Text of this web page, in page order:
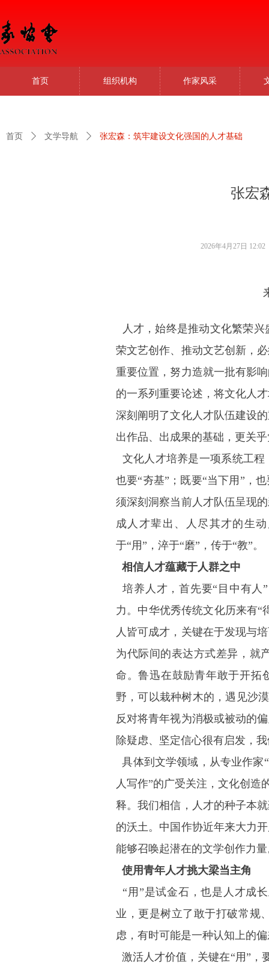
首页 组织机构 作家风采
张宏
首页 ꄲ 文学导航 ꄲ 张宏森：筑牢建设文化强国的人才基础
人才，始终是推动文化繁荣
荣文艺创作、推动文艺创新，
重要位置，努力造就一批有影
的一系列重要论述，将文化人
深刻阐明了文化人才队伍建设
出作品、出成果的基础，更关
文化人才培养是一项系统工
也要“夯基”；既要“当下用”，
须深刻洞察当前人才队伍呈现
成人才辈出、人尽其才的生
于“用”，淬于“磨”，传于“教”。
相信人才蕴藏于人群之中
培养人才，首先要“目中有人
力。中华优秀传统文化历来有“
人皆可成才，关键在于发现与
为代际间的表达方式差异，就
命。鲁迅在鼓励青年敢于开拓
野，可以栽种树木的，遇见沙
反对将青年视为消极或被动的
除疑虑、坚定信心很有启发，
具体到文学领域，从专业作家
人写作”的广受关注，文化创造
释。我们相信，人才的种子本
的沃土。中国作协近年来大力
能够召唤起潜在的文学创作力
使用青年人才挑大梁当主角
“用”是试金石，也是人才成
业，更是树立了敢于打破常规
虑，有时可能是一种认知上的
激活人才价值，关键在“用”，
2026年4月27日 12:02